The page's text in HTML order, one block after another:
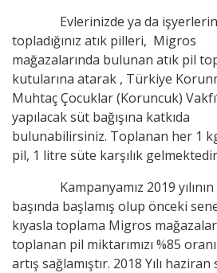
Evlerinizde ya da
topladığınız atık pilleri, Migros
mağazalarında bulunan atık pil
kutularına atarak , Türkiye
Muhtaç Çocuklar (Koruncuk)
yapılacak süt bağışına katkıda
bulunabilirsiniz. Toplanan her 1
pil, 1 litre süte karşılık
Kampanyamız 2019 yılının
başında başlamış olup önceki
kıyasla toplama Migros
toplanan pil miktarımızı %85
artış sağlamıştır. 2018 Yılı